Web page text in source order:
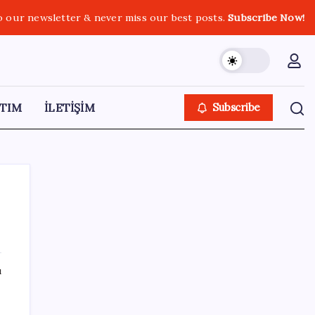
our newsletter & never miss our best posts.Subscribe Now!
İLETİŞİM Subscribe